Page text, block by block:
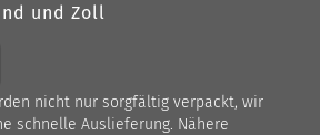
und Zoll
nicht nur sorgfältig verpackt, wir
schnelle Auslieferung. Nähere